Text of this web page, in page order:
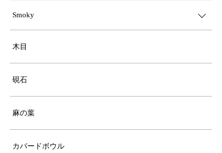
Smoky
木目
硯石
麻の葉
カバードボウル